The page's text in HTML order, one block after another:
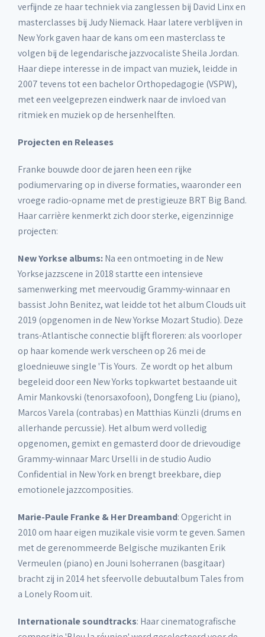
verfijnde ze haar techniek via zanglessen bij David Linx en
masterclasses bij Judy Niemack. Haar latere verblijven in
New York gaven haar de kans om een masterclass te
volgen bij de legendarische jazzvocaliste Sheila Jordan.
Haar diepe interesse in de impact van muziek, leidde in
2007 tevens tot een bachelor Orthopedagogie (VSPW),
met een veelgeprezen eindwerk naar de invloed van
ritmiek en muziek op de hersenhelften.
Projecten en Releases
Franke bouwde door de jaren heen een rijke
podiumervaring op in diverse formaties, waaronder een
vroege radio-opname met de prestigieuze BRT Big Band.
Haar carrière kenmerkt zich door sterke, eigenzinnige
projecten:
New Yorkse albums:Na een ontmoeting in de New
Yorkse jazzscene in 2018 startte een intensieve
samenwerking met meervoudig Grammy-winnaar en
bassist John Benitez, wat leidde tot het album Clouds uit
2019 (opgenomen in de New Yorkse Mozart Studio). Deze
trans-Atlantische connectie blijft floreren: als voorloper
op haar komende werk verscheen op 26 mei de
gloednieuwe single 'Tis Yours. Ze wordt op het album
begeleid door een New Yorks topkwartet bestaande uit
Amir Mankovski (tenorsaxofoon), Dongfeng Liu (piano),
Marcos Varela (contrabas) en Matthias Künzli (drums en
allerhande percussie). Het album werd volledig
opgenomen, gemixt en gemasterd door de drievoudige
Grammy-winnaar Marc Urselli in de studio Audio
Confidential in New York en brengt breekbare, diep
emotionele jazzcomposities.
Marie-Paule Franke & Her Dreamband: Opgericht in
2010 om haar eigen muzikale visie vorm te geven. Samen
met de gerenommeerde Belgische muzikanten Erik
Vermeulen (piano) en Jouni Isoherranen (basgitaar)
bracht zij in 2014 het sfeervolle debuutalbum Tales from
a Lonely Room uit.
Internationale soundtracks: Haar cinematografische